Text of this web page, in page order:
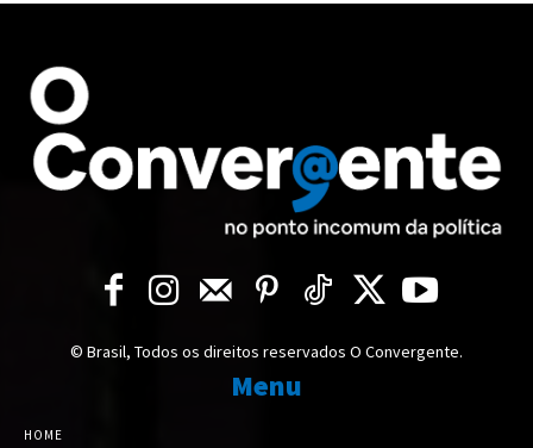
© Brasil, Todos os direitos reservados O Convergente.
Menu
HOME